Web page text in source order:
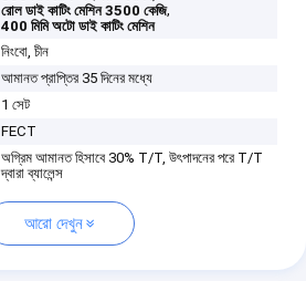
রোল ডাই কাটিং মেশিন 3500 কেজি,
400 মিমি অটো ডাই কাটিং মেশিন
নিংবো, চীন
আমানত প্রাপ্তির 35 দিনের মধ্যে
1 সেট
FECT
অগ্রিম আমানত হিসাবে 30% T/T, উৎপাদনের পরে T/T
দ্বারা ব্যালেন্স
আরো দেখুন